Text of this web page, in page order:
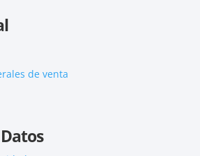
de venta